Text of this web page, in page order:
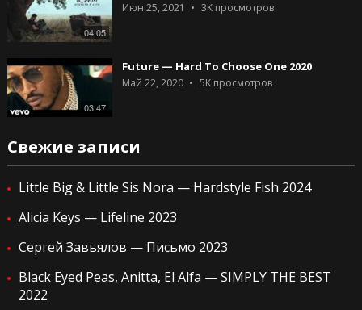
04:05
Июн 25, 2021 3Kпросмотров
03:47
Future — Hard To Choose One 2020
Май 22, 2020 5Kпросмотров
Свежие записи
Little Big & Little Sis Nora — Hardstyle Fish 2024
Alicia Keys — Lifeline 2023
Сергей Завьялов — Письмо 2023
Black Eyed Peas, Anitta, El Alfa — SIMPLY THE BEST
2022